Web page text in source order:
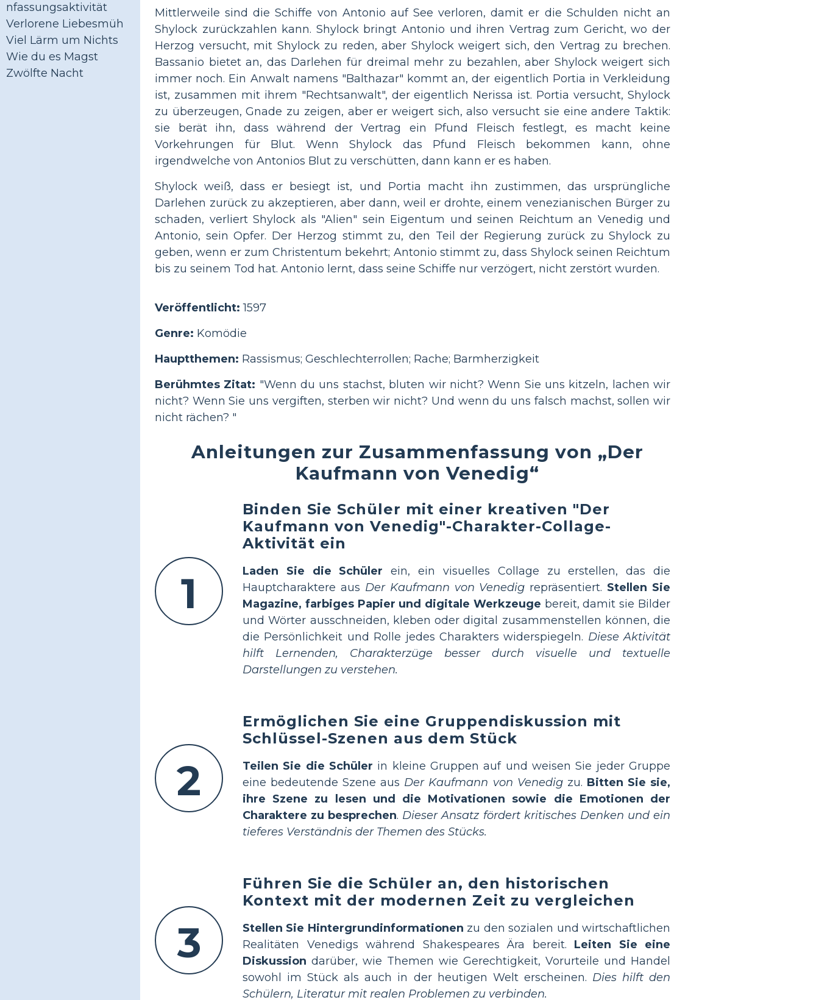
nfassungsaktivität
Verlorene Liebesmüh
Viel Lärm um Nichts
Wie du es Magst
Zwölfte Nacht
Mittlerweile sind die Schiffe von Antonio auf See verloren, damit er die Schulden nicht an
Shylock zurückzahlen kann. Shylock bringt Antonio und ihren Vertrag zum Gericht, wo der
Herzog versucht, mit Shylock zu reden, aber Shylock weigert sich, den Vertrag zu brechen.
Bassanio bietet an, das Darlehen für dreimal mehr zu bezahlen, aber Shylock weigert sich
immer noch. Ein Anwalt namens "Balthazar" kommt an, der eigentlich Portia in Verkleidung
ist, zusammen mit ihrem "Rechtsanwalt", der eigentlich Nerissa ist. Portia versucht, Shylock
zu überzeugen, Gnade zu zeigen, aber er weigert sich, also versucht sie eine andere Taktik:
sie berät ihn, dass während der Vertrag ein Pfund Fleisch festlegt, es macht keine
Vorkehrungen für Blut. Wenn Shylock das Pfund Fleisch bekommen kann, ohne
irgendwelche von Antonios Blut zu verschütten, dann kann er es haben.
Shylock weiß, dass er besiegt ist, und Portia macht ihn zustimmen, das ursprüngliche
Darlehen zurück zu akzeptieren, aber dann, weil er drohte, einem venezianischen Bürger zu
schaden, verliert Shylock als "Alien" sein Eigentum und seinen Reichtum an Venedig und
Antonio, sein Opfer. Der Herzog stimmt zu, den Teil der Regierung zurück zu Shylock zu
geben, wenn er zum Christentum bekehrt; Antonio stimmt zu, dass Shylock seinen Reichtum
bis zu seinem Tod hat. Antonio lernt, dass seine Schiffe nur verzögert, nicht zerstört wurden.
Veröffentlicht: 1597
Genre: Komödie
Hauptthemen: Rassismus; Geschlechterrollen; Rache; Barmherzigkeit
Berühmtes Zitat: "Wenn du uns stachst, bluten wir nicht? Wenn Sie uns kitzeln, lachen wir
nicht? Wenn Sie uns vergiften, sterben wir nicht? Und wenn du uns falsch machst, sollen wir
nicht rächen? "
Anleitungen zur Zusammenfassung von „Der
Kaufmann von Venedig“
1
Binden Sie Schüler mit einer kreativen "Der
Kaufmann von Venedig"-Charakter-Collage-
Aktivität ein
Laden Sie die Schüler ein, ein visuelles Collage zu erstellen, das die
Hauptcharaktere aus Der Kaufmann von Venedig repräsentiert. Stellen Sie
Magazine, farbiges Papier und digitale Werkzeuge bereit, damit sie Bilder
und Wörter ausschneiden, kleben oder digital zusammenstellen können, die
die Persönlichkeit und Rolle jedes Charakters widerspiegeln. Diese Aktivität
hilft Lernenden, Charakterzüge besser durch visuelle und textuelle
Darstellungen zu verstehen.
2
Ermöglichen Sie eine Gruppendiskussion mit
Schlüssel-Szenen aus dem Stück
Teilen Sie die Schüler in kleine Gruppen auf und weisen Sie jeder Gruppe
eine bedeutende Szene aus Der Kaufmann von Venedigzu. Bitten Sie sie,
ihre Szene zu lesen und die Motivationen sowie die Emotionen der
Charaktere zu besprechen. Dieser Ansatz fördert kritisches Denken und ein
tieferes Verständnis der Themen des Stücks.
3
Führen Sie die Schüler an, den historischen
Kontext mit der modernen Zeit zu vergleichen
Stellen Sie Hintergrundinformationen zu den sozialen und wirtschaftlichen
Realitäten Venedigs während Shakespeares Ära bereit. Leiten Sie eine
Diskussion darüber, wie Themen wie Gerechtigkeit, Vorurteile und Handel
sowohl im Stück als auch in der heutigen Welt erscheinen. Dies hilft den
Schülern, Literatur mit realen Problemen zu verbinden.